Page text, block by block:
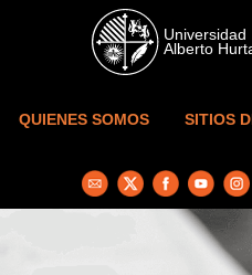
Skip to main content
QUIENES SOMOS SITIOS